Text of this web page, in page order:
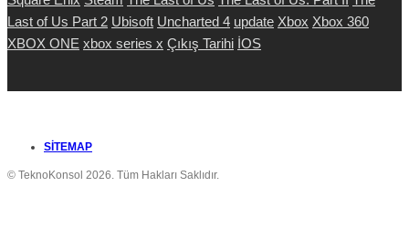
Last of Us Part 2 Ubisoft Uncharted 4 update Xbox Xbox 360
XBOX ONE xbox series x Çıkış Tarihi İOS
SITEMAP
© TeknoKonsol 2026. Tüm Hakları Saklıdır.